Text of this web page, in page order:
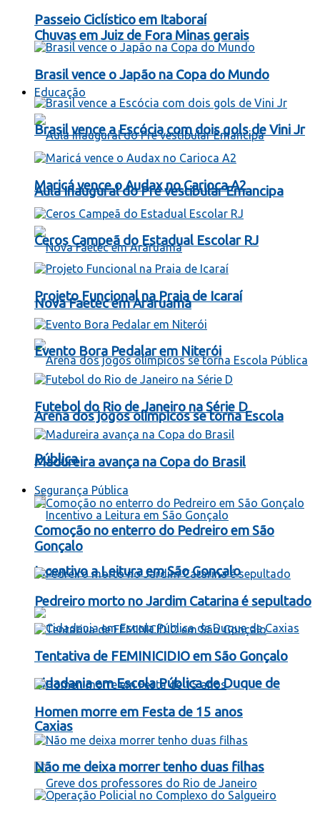
Chuvas em Juiz de Fora Minas gerais
Educação
Aula Inaugural do Pré vestibular Emancipa
Nova Faetec em Araruama
Arena dos jogos olímpicos se torna Escola
Pública
Incentivo a Leitura em São Gonçalo
Cidadania em Escola Pública de Duque de
Caxias
Passeio Ciclístico em Itaboraí
Brasil vence o Japão na Copa do Mundo
Brasil vence a Escócia com dois gols de Vini Jr
Maricá vence o Audax no Carioca A2
Ceros Campeã do Estadual Escolar RJ
Projeto Funcional na Praia de Icaraí
Evento Bora Pedalar em Niterói
Futebol do Rio de Janeiro na Série D
Madureira avança na Copa do Brasil
Segurança Pública
Comoção no enterro do Pedreiro em São
Gonçalo
Pedreiro morto no Jardim Catarina é sepultado
Tentativa de FEMINICIDIO em São Gonçalo
Homen morre em Festa de 15 anos
Não me deixa morrer tenho duas filhas